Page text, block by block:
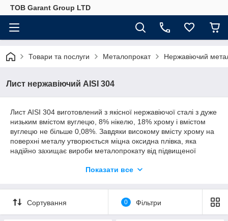
ТОВ Garant Group LTD
Товари та послуги Металопрокат Нержавіючий
Лист нержавіючий AISI 304
Лист AISI 304 виготовлений з якісної нержавіючої сталі з дуже
низьким вмістом вуглецю, 8% нікелю, 18% хрому і вмістом
вуглецю не більше 0,08%. Завдяки високому вмісту хрому на
поверхні металу утворюється міцна оксидна плівка, яка
надійно захищає вироби металопрокату від підвищеної
Завдяки унікальному хімічному складу низьковуглецевої
Пропонує максимально високу корозійну стійкість
(захисний шар оксиду хрому), яка захищає метал від
Показати все
Сортування 0 Фільтри